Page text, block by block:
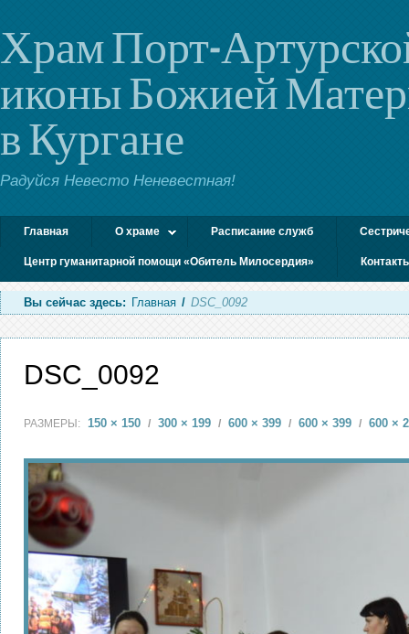
Храм Порт-
иконы Божией
в Кургане
Радуйся Невесто Неневестная!
Главная О храме Расписание служб
Центр гуманитарной помощи «Обитель Милосердия»
Вы сейчас здесь: Главная / DSC_0092
DSC_0092
РАЗМЕРЫ: 150 × 150 / 300 × 199 / 600 × 399 / 600 × 399 / 600 ×